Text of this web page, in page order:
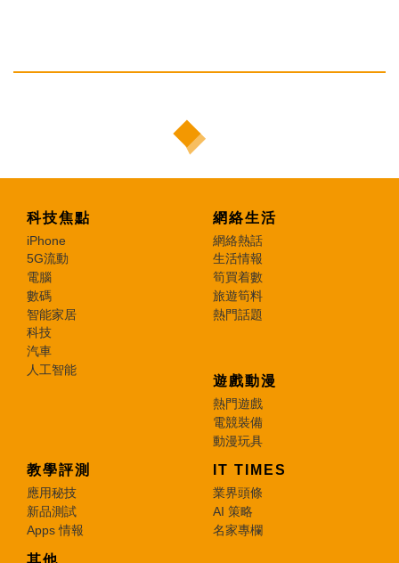
科技焦點
iPhone
5G流動
電腦
數碼
智能家居
科技
汽車
人工智能
網絡生活
網絡熱話
生活情報
筍買着數
旅遊筍料
熱門話題
遊戲動漫
熱門遊戲
電競裝備
動漫玩具
教學評測
應用秘技
新品測試
Apps 情報
IT TIMES
業界頭條
AI 策略
名家專欄
其他